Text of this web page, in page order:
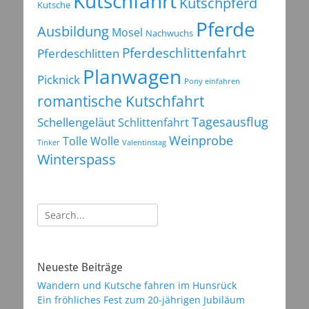
Kutsche
Ausbildung Mosel Nachwuchs Pferde
Pferdeschlitten Pferdeschlittenfahrt
Picknick Planwagen Pony einfahren
romantische Kutschfahrt
SchellengeläutSchlittenfahrtTagesausflug
Tinker Tolle Wolle Valentinstag Weinprobe
Winterspass
Suchen
nach:
Neueste Beiträge
Wandern und Kutsche fahren im Hunsrück
Ein fröhliches Fest zum 20-jährigen Jubiläum